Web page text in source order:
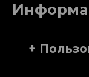
+